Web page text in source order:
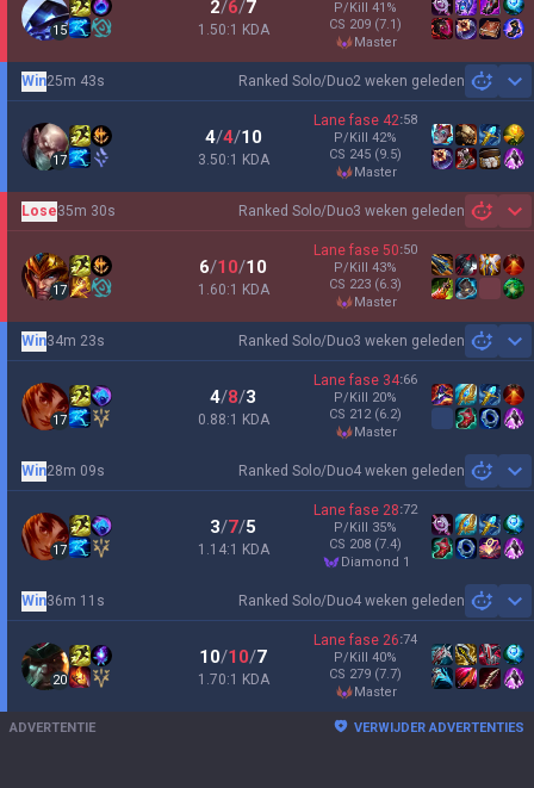
15
2/6/7
1.50:1 KDA
P/Kill 41 %
CS 209 (7.1)
master
Ranked Solo/Duo2 weken geleden
Win25m 43s
17
4/4/10
3.50:1 KDA
Lane fase 42:58
P/Kill 42%
CS 245 (9.5)
master
Ranked Solo/Duo3 weken geleden
Lose35m 30s
17
6/10/10
1.60:1 KDA
Lane fase 50:50
P/Kill 43%
CS 223 (6.3)
master
Ranked Solo/Duo3 weken geleden
Win34m 23s
17
4/8/3
0.88:1 KDA
Lane fase 34:66
P/Kill 20%
CS 212 (6.2)
master
Ranked Solo/Duo4 weken geleden
Win28m 09s
17
3/7/5
1.14:1 KDA
Lane fase 28:72
P/Kill 35%
CS 208 (7.4)
diamond 1
Ranked Solo/Duo4 weken geleden
Win36m 11s
20
10/10/7
1.70:1 KDA
Lane fase 26:74
P/Kill 40%
CS 279 (7.7)
master
ADVERTENTIE VERWIJDER ADVERTENTIES